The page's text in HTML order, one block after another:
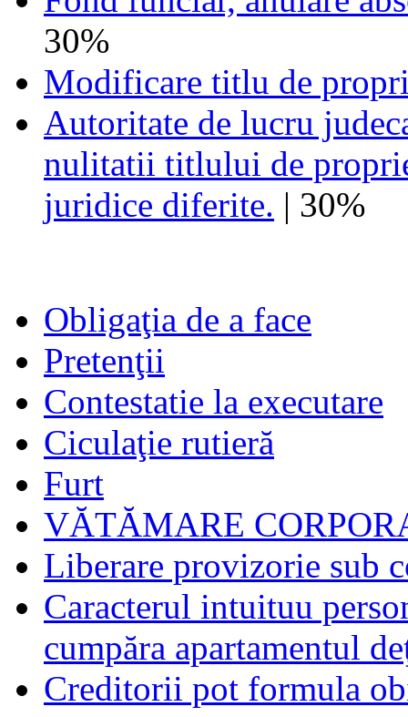
30%
Modificare titlu de
Autoritate de lucru
nulitatii titlului de
juridice diferite. | 30%
Obligaţia de a face
Pretenţii
Contestatie la executare
Ciculaţie rutieră
Furt
VĂTĂMARE
Liberare provizorie sub
Caracterul intuituu
cumpăra apartamentul
Creditorii pot formula